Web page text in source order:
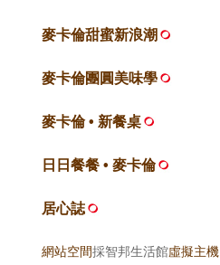
麥卡倫甜蜜新浪潮
麥卡倫團圓美味學
麥卡倫 • 新餐桌
日日餐餐 • 麥卡倫
居心誌
網站空間採智邦生活館虛擬主機